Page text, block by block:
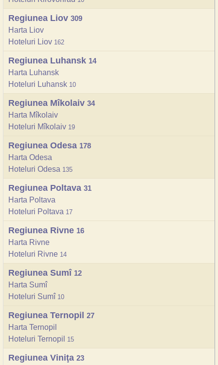
Regiunea Liov 309
Harta Liov
Hoteluri Liov 162
Regiunea Luhansk 14
Harta Luhansk
Hoteluri Luhansk 10
Regiunea Mîkolaiv 34
Harta Mîkolaiv
Hoteluri Mîkolaiv 19
Regiunea Odesa 178
Harta Odesa
Hoteluri Odesa 135
Regiunea Poltava 31
Harta Poltava
Hoteluri Poltava 17
Regiunea Rivne 16
Harta Rivne
Hoteluri Rivne 14
Regiunea Sumî 12
Harta Sumî
Hoteluri Sumî 10
Regiunea Ternopil 27
Harta Ternopil
Hoteluri Ternopil
15
Regiunea Viniţa 23